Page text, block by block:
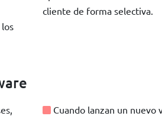
cliente de forma selectiva.
Cuando lanzan un nuevo